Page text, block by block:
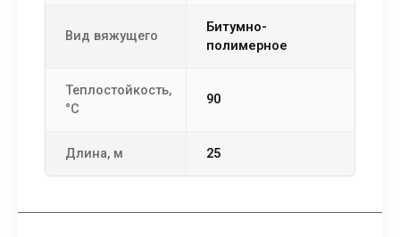
Вид вяжущего
битумно-
полимерное
Теплостойкость,
°С
90
Длина, м 25